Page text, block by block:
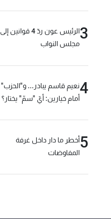
3
الرئيس عون ردّ 4 قوانين إلى
مجلس النواب
4نعيم قاسم يبادر... و"الحزب"
أمام خيارين: أيّ "سمّ" يختار؟
5أخطر ما دار داخل غرفة
المفاوضات